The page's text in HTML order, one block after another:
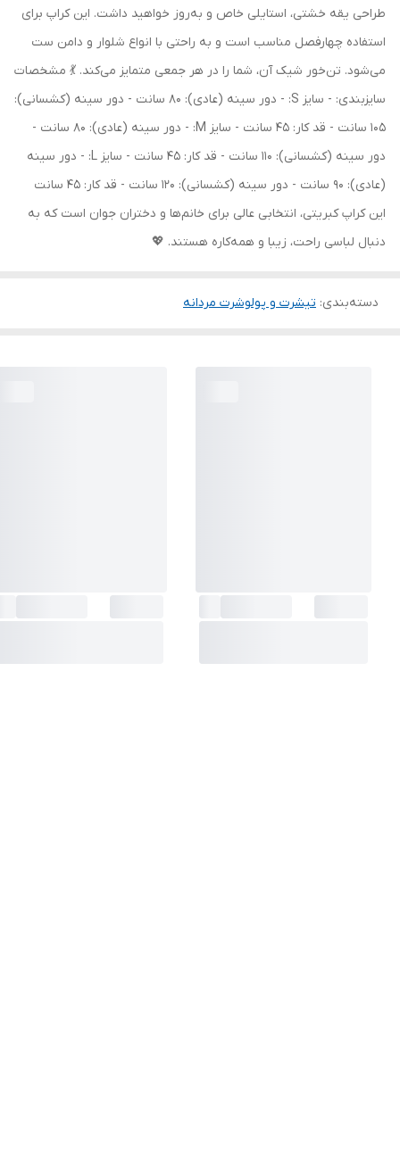
طراحی یقه خشتی، استایلی خاص و به‌روز خواهید داشت. این کراپ برای
استفاده چهارفصل مناسب است و به راحتی با انواع شلوار و دامن ست
می‌شود. تن‌خور شیک آن، شما را در هر جمعی متمایز می‌کند. 💃 مشخصات
سایزبندی: - سایز S: - دور سینه (عادی): 80 سانت - دور سینه (کشسانی):
105 سانت - قد کار: 45 سانت - سایز M: - دور سینه (عادی): 80 سانت -
دور سینه (کشسانی): 110 سانت - قد کار: 45 سانت - سایز L: - دور سینه
(عادی): 90 سانت - دور سینه (کشسانی): 120 سانت - قد کار: 45 سانت
این کراپ کبریتی، انتخابی عالی برای خانم‌ها و دختران جوان است که به
دنبال لباسی راحت، زیبا و همه‌کاره هستند. 💖
دسته‌بندی: تیشرت و پولوشرت مردانه